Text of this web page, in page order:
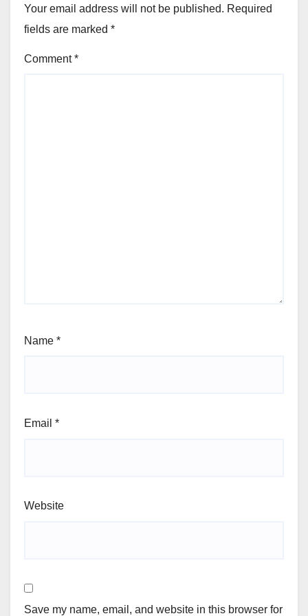
Your email address will not be published. Required
fields are marked *
Comment*
Name *
Email *
Website
Save my name, email, and website in this browser for